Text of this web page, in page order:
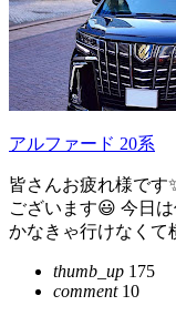
アルファード 20系
皆さんお疲れ様です
ございます😃 今日
かなきゃ行けなくて
thumb_up 175
comment10